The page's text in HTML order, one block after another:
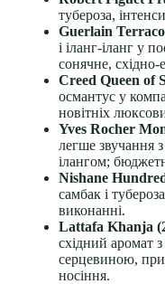
тубероза,
Guerlain
і іланг-іланг у
сонячне, східно-
Creed Queen of
османтус у
новітніх
Yves Rocher
легше звучання
ілангом;
Nishane
самбак і
виконанні.
Lattafa Khanja
східний аромат
серцевиною,
носіння.